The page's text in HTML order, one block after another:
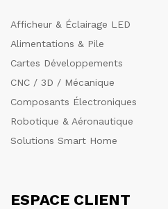
Afficheur & Éclairage LED
Alimentations & Pile
Cartes Développements
CNC / 3D / Mécanique
Composants Électroniques
Robotique & Aéronautique
Solutions Smart Home
ESPACE CLIENT